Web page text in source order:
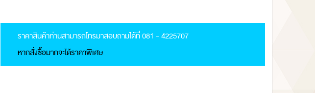
ราคาสินค้าท่านสามารถโทรมาสอบถามได้ที่ 081 - 4225707
หากสั่งซื้อมากจะได้ราคาพิเศษ